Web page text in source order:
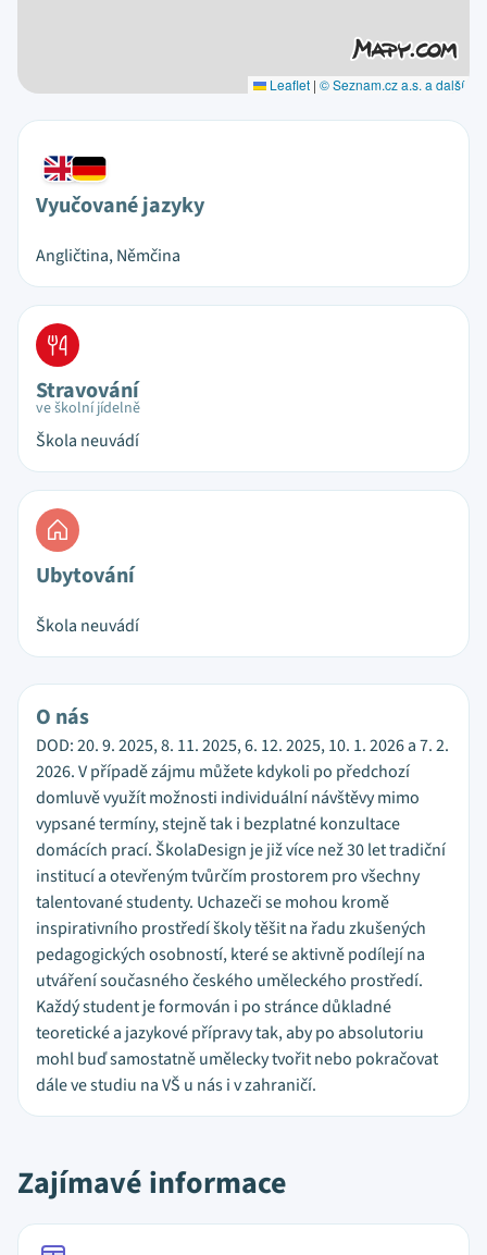
Leaflet | © Seznam.cz a.s. a další
Vyučované jazyky
Angličtina, Němčina
Stravování
ve školní jídelně
Škola neuvádí
Ubytování
Škola neuvádí
O nás
DOD: 20. 9. 2025, 8. 11. 2025, 6. 12. 2025, 10. 1. 2026 a 7. 2.
2026. V případě zájmu můžete kdykoli po předchozí
domluvě využít možnosti individuální návštěvy mimo
vypsané termíny, stejně tak i bezplatné konzultace
domácích prací. ŠkolaDesign je již více než 30 let tradiční
institucí a otevřeným tvůrčím prostorem pro všechny
talentované studenty. Uchazeči se mohou kromě
inspirativního prostředí školy těšit na řadu zkušených
pedagogických osobností, které se aktivně podílejí na
utváření současného českého uměleckého prostředí.
Každý student je formován i po stránce důkladné
teoretické a jazykové přípravy tak, aby po absolutoriu
mohl buď samostatně umělecky tvořit nebo pokračovat
dále ve studiu na VŠ u nás i v zahraničí.
Zajímavé informace